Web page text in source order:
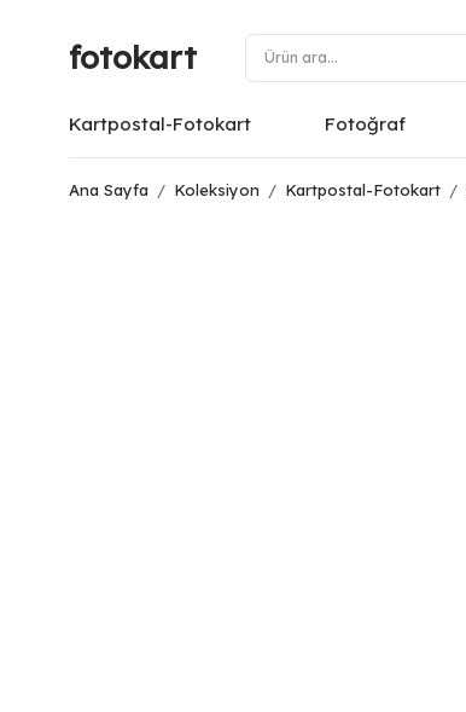
fotokart
Kartpostal-Fotokart Fotoğraf
Ana Sayfa / Koleksiyon / Kartpostal-Fotokart /